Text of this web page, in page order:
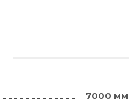
7000 мм